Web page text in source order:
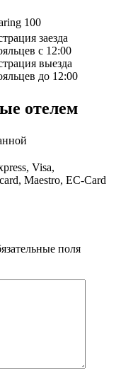
100
заезда
с 12:00
выезда
до 12:00
отелем
Visa,
Maestro, EC-Card
поля